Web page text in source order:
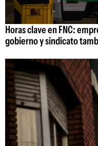
Horas clave en FNC:
gobierno y sindicato